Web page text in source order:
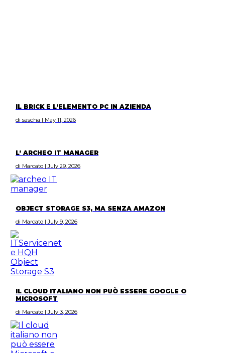
IL BRICK E L’ELEMENTO PC IN AZIENDA
di sascha | May 11, 2026
L’ ARCHEO IT MANAGER
di Marcato | July 29, 2026
OBJECT STORAGE S3, MA SENZA AMAZON
di Marcato | July 9, 2026
IL CLOUD ITALIANO NON PUÒ ESSERE GOOGLE O
MICROSOFT
di Marcato | July 3, 2026